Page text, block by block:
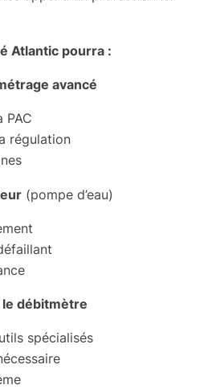
Atlantic pourra :
avancé
PAC
régulation
(pompe d’eau)
débitmètre
spécialisés